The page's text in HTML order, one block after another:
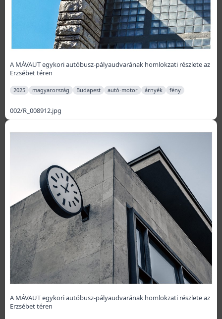
A MÁVAUT egykori autóbusz-pályaudvarának homlokzati részlete az
Erzsébet téren
2025 magyarország Budapest autó-motor árnyék fény
002/R_008912.jpg
A MÁVAUT egykori autóbusz-pályaudvarának homlokzati részlete az
Erzsébet téren